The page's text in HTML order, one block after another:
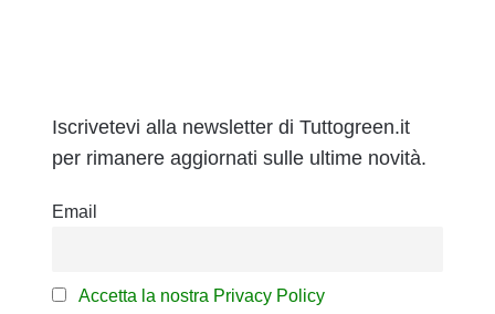
Iscrivetevi alla newsletter di Tuttogreen.it
per rimanere aggiornati sulle ultime novità.
Email
Accetta la nostra Privacy Policy